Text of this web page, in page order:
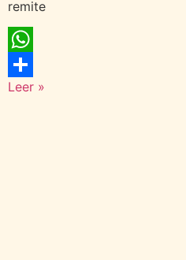
remite
WhatsApp
Compartir
Leer »